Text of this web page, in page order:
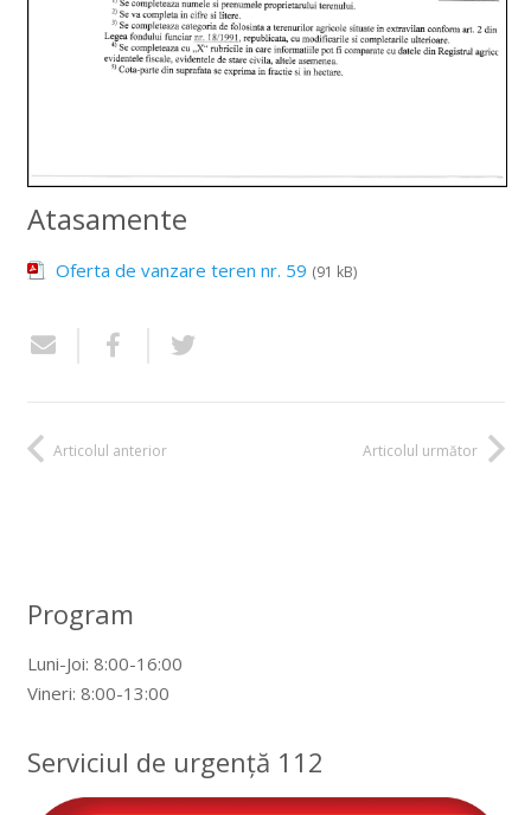
Atasamente
Oferta de vanzare teren nr. 59 (91 kB)
Articolul anterior Articolul următor
Program
Luni-Joi: 8:00-16:00
Vineri: 8:00-13:00
Serviciul de urgență 112